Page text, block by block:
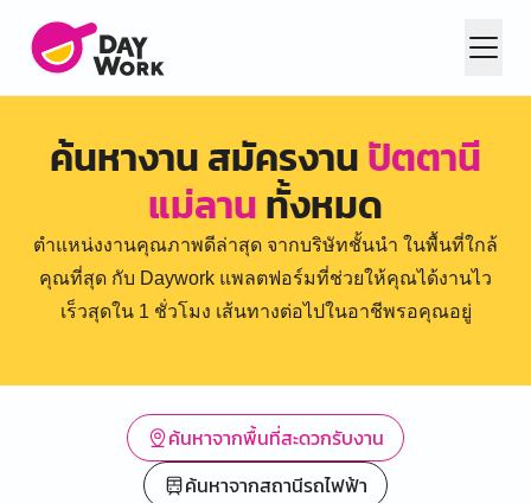
ค้นหางาน สมัครงานปัตตานี
แม่ลานทั้งหมด
ตำแหน่งงานคุณภาพดีล่าสุด จากบริษัทชั้นนำ ในพื้นที่ใกล้
คุณที่สุด กับ Daywork แพลตฟอร์มที่ช่วยให้คุณได้งานไว
เร็วสุดใน 1 ชั่วโมง เส้นทางต่อไปในอาชีพรอคุณอยู่
ค้นหาจากพื้นที่สะดวกรับงาน
ค้นหาจากสถานีรถไฟฟ้า